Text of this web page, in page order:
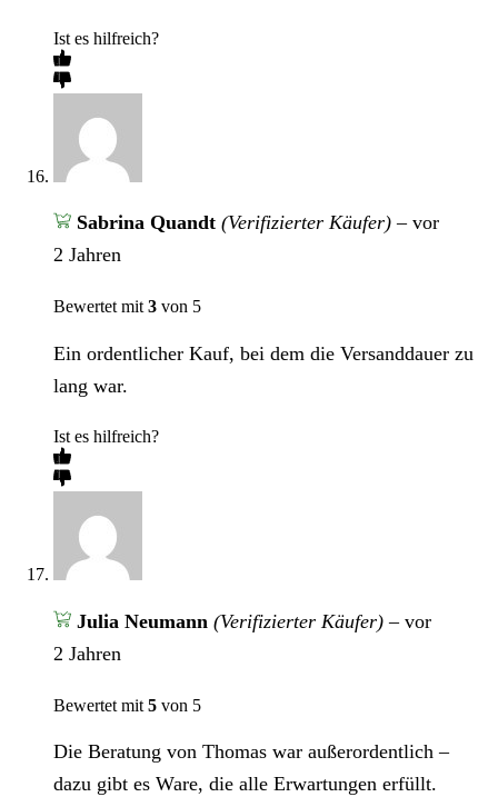
Ist es hilfreich?
Sabrina Quandt (Verifizierter Käufer) – vor
2 Jahren
Bewertet mit 3 von 5
Ein ordentlicher Kauf, bei dem die Versanddauer zu
lang war.
Ist es hilfreich?
Julia Neumann (Verifizierter Käufer) – vor
2 Jahren
Bewertet mit 5 von 5
Die Beratung von Thomas war außerordentlich –
dazu gibt es Ware, die alle Erwartungen erfüllt.